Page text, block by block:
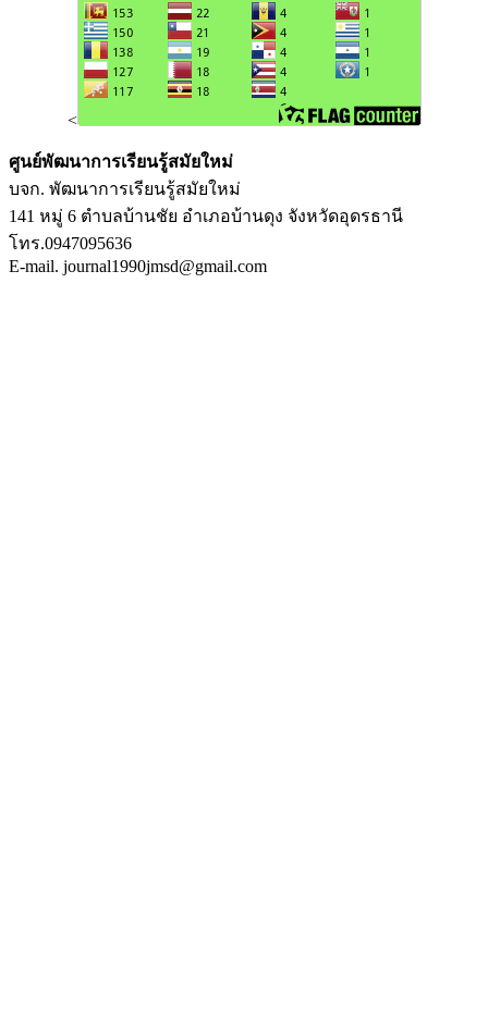
<
ศูนย์พัฒนาการเรียนรู้สมัยใหม่
บจก. พัฒนาการเรียนรู้สมัยใหม่
141 หมู่ 6 ตำบลบ้านชัย อำเภอบ้านดุง จังหวัดอุดรธานี
โทร.0947095636
E-mail. journal1990jmsd@gmail.com